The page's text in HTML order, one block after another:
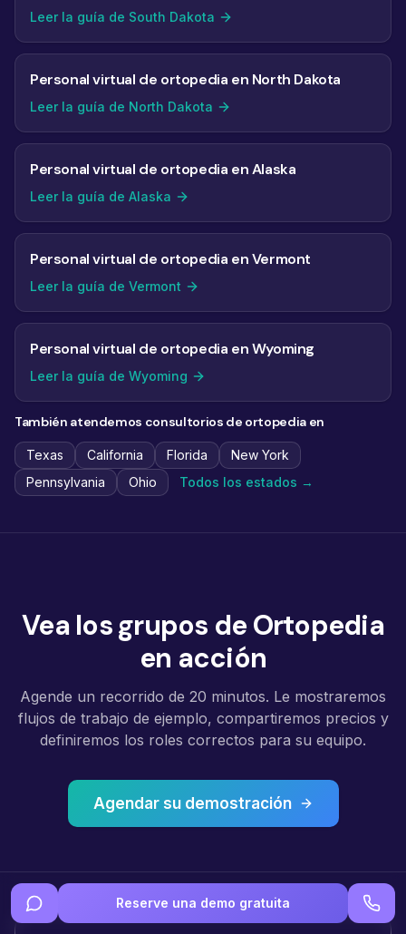
Leer la guía de South Dakota
Personal virtual de ortopedia en North Dakota
Leer la guía de North Dakota
Personal virtual de ortopedia en Alaska
Leer la guía de Alaska
Personal virtual de ortopedia en Vermont
Leer la guía de Vermont
Personal virtual de ortopedia en Wyoming
Leer la guía de Wyoming
También atendemos consultorios de ortopedia en
Texas California Florida
New York
Pennsylvania
Ohio Todos los estados →
Vea los grupos de Ortopedia
en acción
Agende un recorrido de 20 minutos. Le mostraremos
flujos de trabajo de ejemplo, compartiremos precios y
definiremos los roles correctos para su equipo.
Agendar su demostración
Reserve una demo gratuita